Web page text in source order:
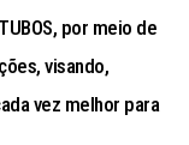
por meio de
visando,
vez melhor para